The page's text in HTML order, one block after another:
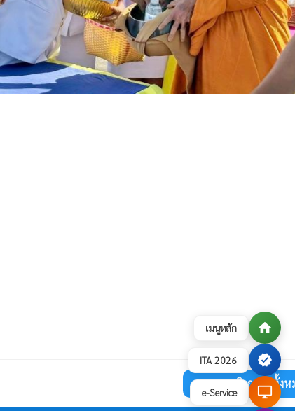
เมนูหลัก home
ITA 2026 verified
e-Service desktop_windows
ดูภาพกิจกรรมทั้งห